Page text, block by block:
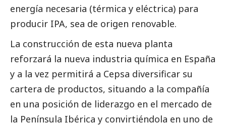
energía necesaria (térmica y eléctrica) para
producir IPA, sea de origen renovable.
La construcción de esta nueva planta
reforzará la nueva industria química en España
y a la vez permitirá a Cepsa diversificar su
cartera de productos, situando a la compañía
en una posición de liderazgo en el mercado de
la Península Ibérica y convirtiéndola en uno de